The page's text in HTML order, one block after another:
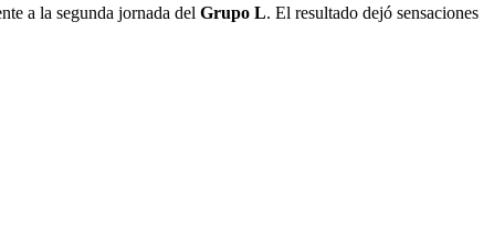
a la segunda jornada del Grupo L. El resultado dejó sensaciones